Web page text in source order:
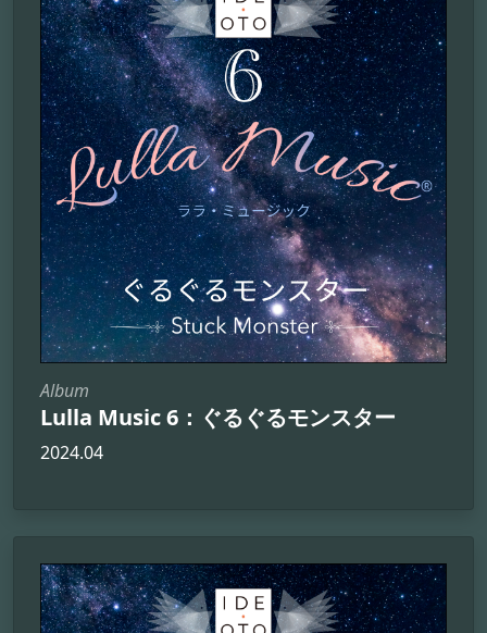
Album
Lulla Music 6：ぐるぐるモンスター
2024.04